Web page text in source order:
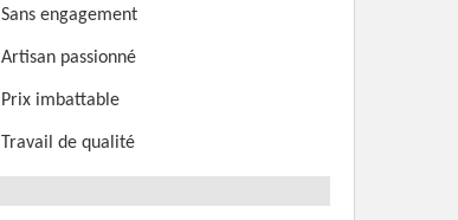
Sans engagement
Artisan passionné
Prix imbattable
Travail de qualité